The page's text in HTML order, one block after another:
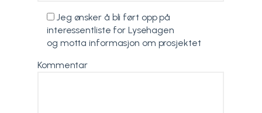
Jeg ønsker å bli ført opp på
interessentliste for Lysehagen
og motta informasjon om prosjektet
Kommentar